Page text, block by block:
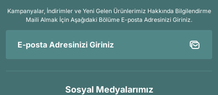
Kampanyalar, İndirimler ve Yeni Gelen Ürünlerimiz Hakkında Bilgilendirme
Maili Almak İçin Aşağıdaki Bölüme E-posta Adresinizi Giriniz.
Sosyal Medyalarımız